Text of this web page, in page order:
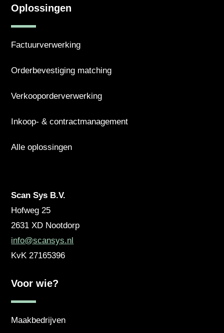
Oplossingen
Factuurverwerking
Orderbevestiging matching
Verkooporderverwerking
Inkoop- & contractmanagement
Alle oplossingen
Scan Sys B.V.
Hofweg 25
2631 XD Nootdorp
info@scansys.nl
KvK27165396
Voor wie?
Maakbedrijven